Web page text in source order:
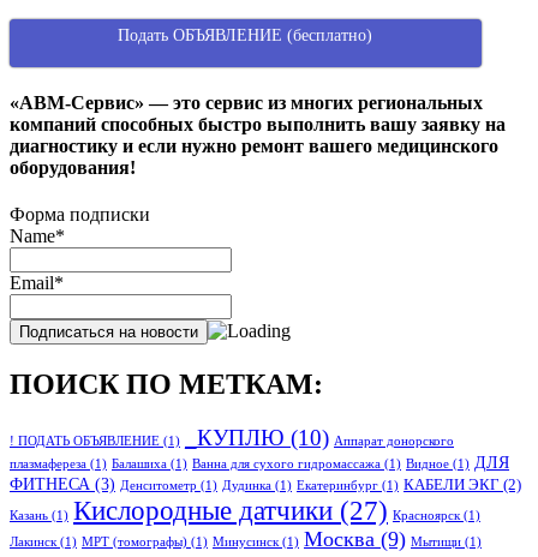
Подать ОБЪЯВЛЕНИЕ (бесплатно)
«АВМ-Сервис» — это сервис из многих региональных
компаний способных быстро выполнить вашу заявку на
диагностику и если нужно ремонт вашего медицинского
оборудования!
Форма подписки
Name*
Email*
ПОИСК ПО МЕТКАМ:
! ПОДАТЬ ОБЪЯВЛЕНИЕ (1) _КУПЛЮ (10) Аппарат донорского
плазмафереза (1) Балашиха (1) Ванна для сухого гидромассажа (1) Видное (1) ДЛЯ
ФИТНЕСА (3) Денситометр (1) Дудинка (1) Екатеринбург (1) КАБЕЛИ ЭКГ (2)
Казань (1) Кислородные датчики (27) Красноярск(1)
Лакинск(1) МРТ (томографы) (1) Минусинск(1) Москва (9) Мытищи (1)